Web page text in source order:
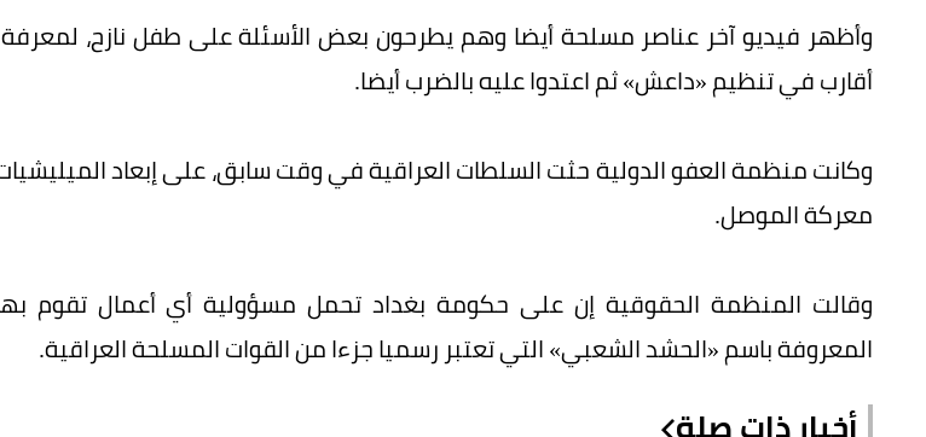
وأظهر فيديو آخر عناصر مسلحة أيضا وهم يطرحون بعض الأسئلة على طفل نازح، لمعرفة
أقارب في تنظيم «داعش» ثم اعتدوا عليه بالضرب أيضا.
وكانت منظمة العفو الدولية حثت السلطات العراقية في وقت سابق، على إبعاد
معركة الموصل.
وقالت المنظمة الحقوقية إن على حكومة بغداد تحمل مسؤولية أي أعمال تقوم
المعروفة باسم «الحشد الشعبي» التي تعتبر رسميا جزءا من القوات المسلحة العراقية.